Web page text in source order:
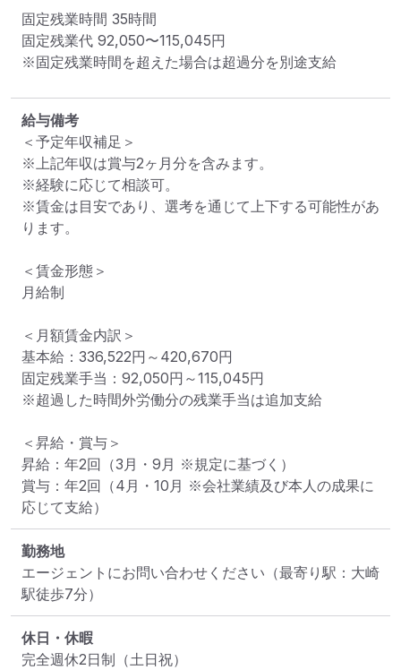
固定残業時間 35時間
固定残業代 92,050〜115,045円
※固定残業時間を超えた場合は超過分を別途支給
給与備考
＜予定年収補足＞
※上記年収は賞与2ヶ月分を含みます。
※経験に応じて相談可。
※賃金は目安であり、選考を通じて上下する可能性があ
ります。
＜賃金形態＞
月給制
＜月額賃金内訳＞
基本給：336,522円～420,670円
固定残業手当：92,050円～115,045円
※超過した時間外労働分の残業手当は追加支給
＜昇給・賞与＞
昇給：年2回（3月・9月 ※規定に基づく）
賞与：年2回（4月・10月 ※会社業績及び本人の成果に
応じて支給）
勤務地
エージェントにお問い合わせください （最寄り駅：大崎
駅徒歩7分）
休日・休暇
完全週休2日制（土日祝）